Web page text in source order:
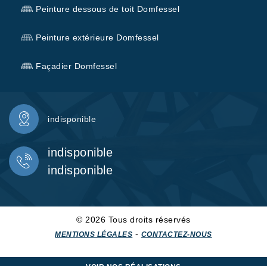
Peinture dessous de toit Domfessel
Peinture extérieure Domfessel
Façadier Domfessel
indisponible
indisponible
indisponible
© 2026 Tous droits réservés
MENTIONS LÉGALES - CONTACTEZ-NOUS